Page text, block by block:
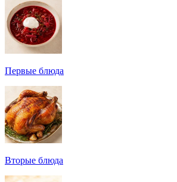
Первые блюда
Вторые блюда